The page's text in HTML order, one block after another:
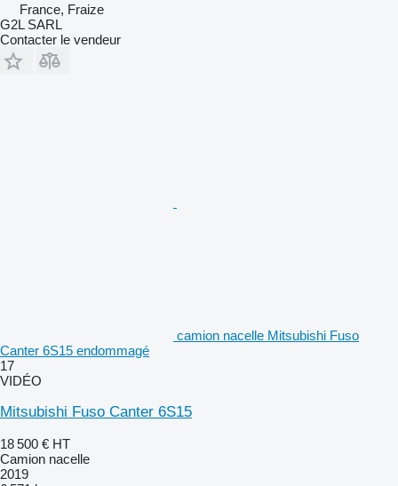
France, Fraize
G2L SARL
Contacter le vendeur
camion nacelle Mitsubishi Fuso
Canter 6S15 endommagé
17
VIDÉO
Mitsubishi Fuso Canter 6S15
18 500 € HT
Camion nacelle
2019